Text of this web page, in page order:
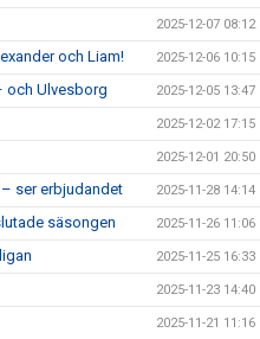
2025-12-07 08:12
och Liam! 2025-12-06 10:15
och Ulvesborg 2025-12-05 13:47
2025-12-02 17:15
2025-12-01 20:50
– ser erbjudandet 2025-11-28 14:14
säsongen 2025-11-26 11:06
2025-11-25 16:33
2025-11-23 14:40
2025-11-21 11:16